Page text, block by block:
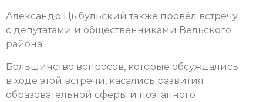
Александр Цыбульский также провёл встречу
с депутатами и общественниками Вельского
района.
Большинство вопросов, которые обсуждались
в ходе этой встречи, касались развития
образовательной сферы и поэтапного